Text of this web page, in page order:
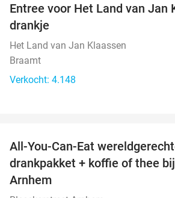
Entree voor Het Land van Jan
drankje
Het Land van Jan Klaassen
Braamt
Verkocht: 4.148
All-You-Can-Eat
drankpakket + koffie of thee
Arnhem